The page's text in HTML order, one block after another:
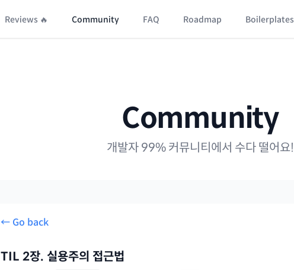
Reviews 🔥 Community FAQ Roadmap Boilerplates
Community
개발자 99% 커뮤니티에서 수다 떨어요!
← Go back
TIL 2장. 실용주의 접근법